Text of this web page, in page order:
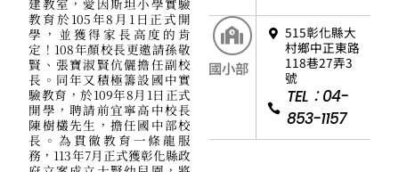
建教室，愛因斯坦小學實驗
教育於105年8月1日正式開
學，並獲得家長高度的肯
定！108年顏校長更邀請孫敬
賢、張寶淑賢伉儷擔任副校
長。同年又積極籌設國中實
驗教育，於109年8月1日正式
開學，聘請前宜寧高中校長
陳樹欉先生，擔任國中部校
長。為貫徹教育一條龍服
務，113年7月正式獲彰化縣政
國小部
515彰化縣大
村鄉中正東路
118巷27弄3
號
TEL：04-
853-1157